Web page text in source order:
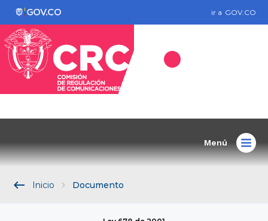
ir a GOV.CO
Menú
keyboard_backspace Inicio Documento